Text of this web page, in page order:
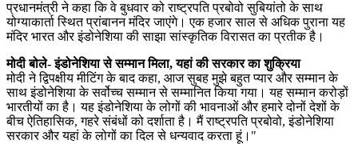
प्रधानमंत्री ने कहा कि वे बुधवार को राष्ट्रपति प्रबोवो सुबियांतो के साथ
योग्याकार्ता स्थित प्रांबानन मंदिर जाएंगे। एक हजार साल से अधिक पुराना यह
मंदिर भारत और इंडोनेशिया की साझा सांस्कृतिक विरासत का प्रतीक है।
मोदी बोले- इंडोनेशिया से सम्मान मिला, यहां की सरकार का शुक्रिया
मोदी ने द्विपक्षीय मीटिंग के बाद कहा, आज सुबह मुझे बहुत प्यार और सम्मान के
साथ इंडोनेशिया के सर्वोच्च सम्मान से सम्मानित किया गया। यह सम्मान करोड़ों
भारतीयों का है। यह इंडोनेशिया के लोगों की भावनाओं और हमारे दोनों देशों के
बीच ऐतिहासिक, गहरे संबंधों को दर्शाता है। मैं राष्ट्रपति प्रबोवो, इंडोनेशिया
सरकार और यहां के लोगों का दिल से धन्यवाद करता हूं।"